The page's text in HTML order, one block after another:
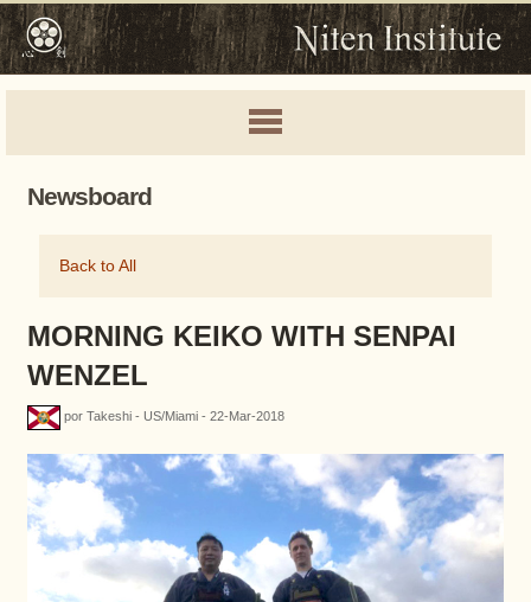
Newsboard
Back to All
MORNING KEIKO WITH SENPAI
WENZEL
por Takeshi - US/Miami - 22-Mar-2018